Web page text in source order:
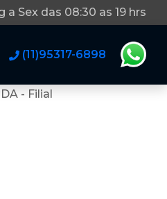
a Sex das 08:30 as 19 hrs
(11)95317-6898
- Filial